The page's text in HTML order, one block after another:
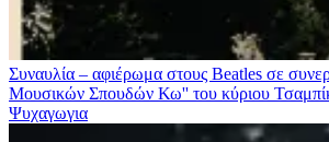
Συναυλία – αφιέρωμα στους Beatles σε
Μουσικών Σπουδών Κω'' του κύριου
Ψυχαγωγια